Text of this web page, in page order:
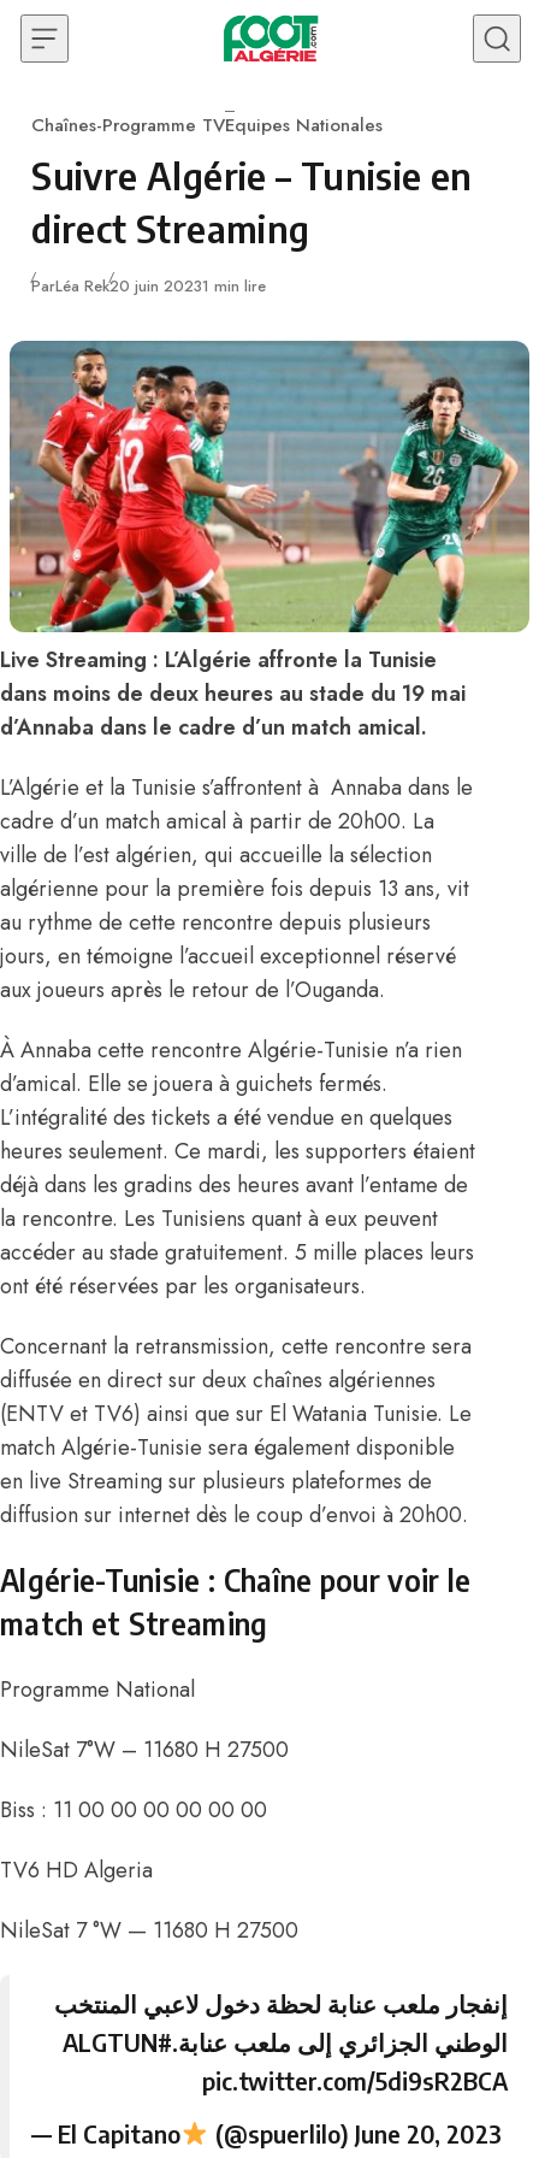
Skip to content
Category
Chaînes-Programme TVEquipes Nationales
Suivre Algérie – Tunisie en
direct Streaming
ParLéa RekPublié
20 juin 20231 min lire
Live Streaming : L’Algérie affronte la Tunisie
dans moins de deux heures au stade du 19 mai
d’Annaba dans le cadre d’un match amical.
L’Algérie et la Tunisie s’affrontent à Annaba dans le
cadre d’un match amical à partir de 20h00. La
ville de l’est algérien, qui accueille la sélection
algérienne pour la première fois depuis 13 ans, vit
au rythme de cette rencontre depuis plusieurs
jours, en témoigne l’accueil exceptionnel réservé
aux joueurs après le retour de l’Ouganda.
À Annaba cette rencontre Algérie-Tunisie n’a rien
d’amical. Elle se jouera à guichets fermés.
L’intégralité des tickets a été vendue en quelques
heures seulement. Ce mardi, les supporters étaient
déjà dans les gradins des heures avant l’entame de
la rencontre. Les Tunisiens quant à eux peuvent
accéder au stade gratuitement. 5 mille places leurs
ont été réservées par les organisateurs.
Concernant la retransmission, cette rencontre sera
diffusée en direct sur deux chaînes algériennes
(ENTV et TV6) ainsi que sur El Watania Tunisie. Le
match Algérie-Tunisie sera également disponible
en live Streaming sur plusieurs plateformes de
diffusion sur internet dès le coup d’envoi à 20h00.
Algérie-Tunisie : Chaîne pour voir le
match et Streaming
Programme National
NileSat 7°W – 11680 H 27500
Biss : 11 00 00 00 00 00 00
TV6 HD Algeria
NileSat 7 °W — 11680 H 27500
إنفجار ملعب عنابة لحظة دخول لاعبي المنتخب
الوطني الجزائري إلى ملعب عنابة.#ALGTUN
pic.twitter.com/5di9sR2BCA
— El Capitano
(@spuerlilo) June 20, 2023